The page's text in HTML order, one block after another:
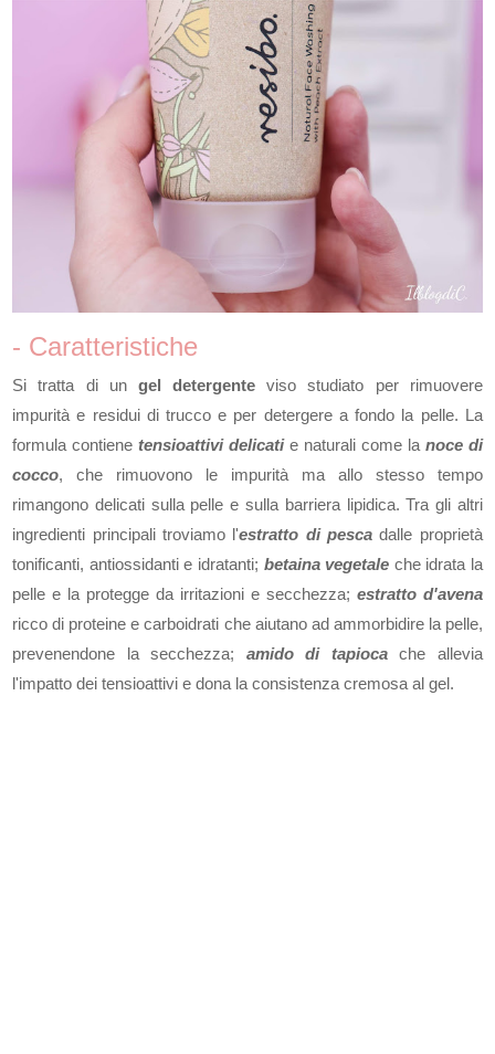
- Caratteristiche
Si tratta di un gel detergente viso studiato per rimuovere
impurità e residui di trucco e per detergere a fondo la pelle. La
formula contienetensioattivi delicatie naturali come la noce di
cocco, che rimuovono le impurità ma allo stesso tempo
rimangono delicati sulla pelle e sulla barriera lipidica. Tra gli altri
ingredienti principali troviamo l'estratto di pesca dalle proprietà
tonificanti, antiossidanti e idratanti; betaina vegetale che idrata la
pelle e la protegge da irritazioni e secchezza; estratto d'avena
ricco di proteine ecarboidrati che aiutano ad ammorbidire la pelle,
prevenendone la secchezza; amido di tapiocache allevia
l'impatto dei tensioattivi e dona la consistenza cremosa al gel.